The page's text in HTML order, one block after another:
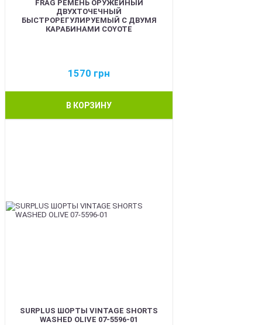
FRAG РЕМЕНЬ ОРУЖЕЙНЫЙ
ДВУХТОЧЕЧНЫЙ
БЫСТРОРЕГУЛИРУЕМЫЙ С ДВУМЯ
КАРАБИНАМИ COYOTE
1570 грн
В КОРЗИНУ
SURPLUS ШОРТЫ VINTAGE SHORTS
WASHED OLIVE 07-5596-01